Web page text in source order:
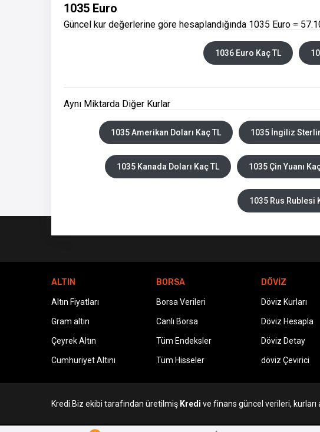
1035 Euro
Güncel kur değerlerine göre hesaplandığında 1035 Euro =
1036 Euro Kaç TL
Aynı Miktarda Diğer Kurlar
1035 Amerikan Doları Kaç TL 1035 İngiliz
1035 Kanada Doları Kaç TL 1035 Çin Yuanı
1035 Rus Rublesi
ALTIN
Altın Fiyatları
Gram altın
Çeyrek Altın
Cumhuriyet Altını
BORSA
Borsa Verileri
Canlı Borsa
Tüm Endeksler
Tüm Hisseler
DÖVİZ
Döviz Kurları
Döviz Hesapla
Döviz Detay
döviz Çevirici
Kredi.Biz ekibi tarafından üretilmiş Kredi ve finans güncel verileri, kurları